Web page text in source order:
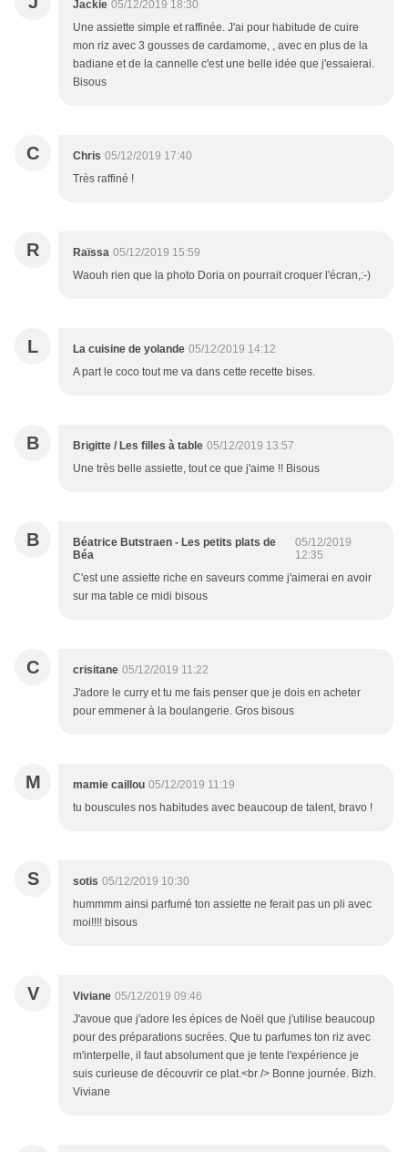
Jackie 05/12/2019 18:30
Une assiette simple et raffinée. J'ai pour habitude de cuire
mon riz avec 3 gousses de cardamome, , avec en plus de la
badiane et de la cannelle c'est une belle idée que j'essaierai.
Bisous
C Chris 05/12/2019 17:40
Très raffiné !
R Raïssa 05/12/2019 15:59
Waouh rien que la photo Doria on pourrait croquer l'écran,:-)
L La cuisine de yolande 05/12/2019 14:12
A part le coco tout me va dans cette recette bises.
B Brigitte / Les filles à table 05/12/2019 13:57
Une très belle assiette, tout ce que j'aime !! Bisous
B
Béatrice Butstraen - Les petits plats de
Béa
05/12/2019
12:35
C'est une assiette riche en saveurs comme j'aimerai en avoir
sur ma table ce midi bisous
C crisitane 05/12/2019 11:22
J'adore le curry et tu me fais penser que je dois en acheter
pour emmener à la boulangerie. Gros bisous
M mamie caillou 05/12/2019 11:19
tu bouscules nos habitudes avec beaucoup de talent, bravo !
S sotis 05/12/2019 10:30
hummmm ainsi parfumé ton assiette ne ferait pas un pli avec
moi!!!! bisous
V Viviane 05/12/2019 09:46
J'avoue que j'adore les épices de Noël que j'utilise beaucoup
pour des préparations sucrées. Que tu parfumes ton riz avec
m'interpelle, il faut absolument que je tente l'expérience je
suis curieuse de découvrir ce plat.<br /> Bonne journée. Bizh.
Viviane